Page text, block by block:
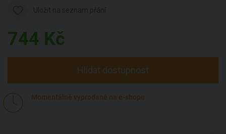
744 Kč
Hlídat dostupnost
Momentálně vyprodané na e-shopu